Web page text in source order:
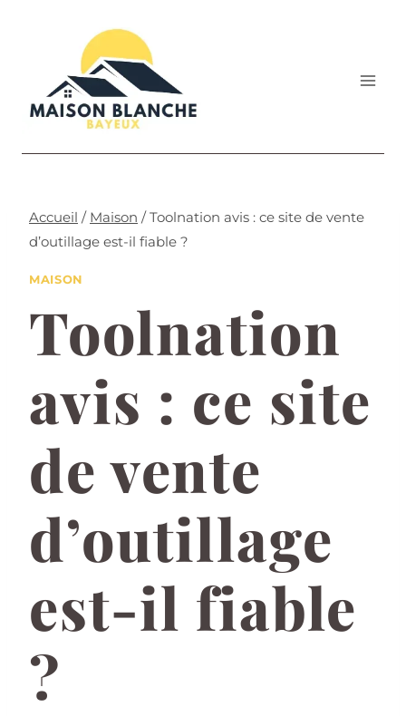
Accueil / Maison / Toolnation avis : ce site de vente
d’outillage est-il fiable ?
MAISON
Toolnation
avis : ce site
de vente
d’outillage
est-il fiable
?